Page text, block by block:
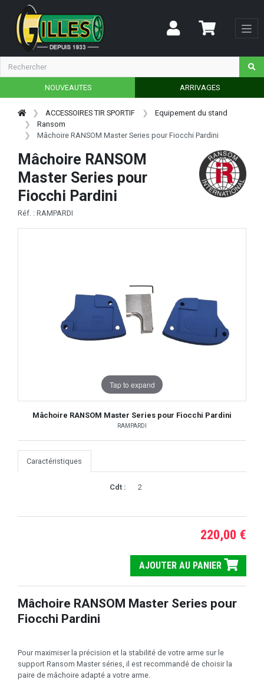
NOUVEAUTES ARRIVAGES
ACCESSOIRES TIR SPORTIF
Equipement du stand
Ransom
Mâchoire RANSOM Master Series pour Fiocchi Pardini
Mâchoire RANSOM
Master Series pour
Fiocchi Pardini
Réf. : RAMPARDI
Tap to expand
Mâchoire RANSOM Master Series pour Fiocchi Pardini
RAMPARDI
Caractéristiques
Cdt : 2
220,00 €
AJOUTER AU PANIER
Mâchoire RANSOM Master Series pour
Fiocchi Pardini
Pour maximiser la précision et la stabilité de votre arme sur le
support Ransom Master séries, il est recommandé de choisir la
paire de mâchoire adapté a votre arme.